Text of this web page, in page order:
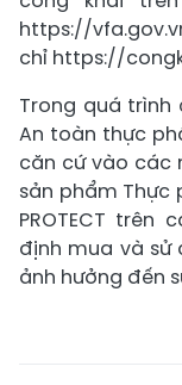
https://
chỉ https://
Trong quá trình
An toàn thực
căn cứ vào các
sản phẩm Thực
PROTECT
định mua và sử
ảnh hưởng đến